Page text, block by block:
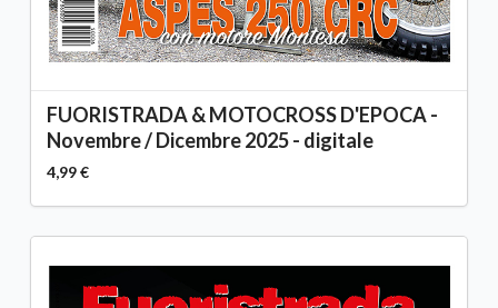
FUORISTRADA & MOTOCROSS D'EPOCA -
Novembre / Dicembre 2025 - digitale
4,99 €